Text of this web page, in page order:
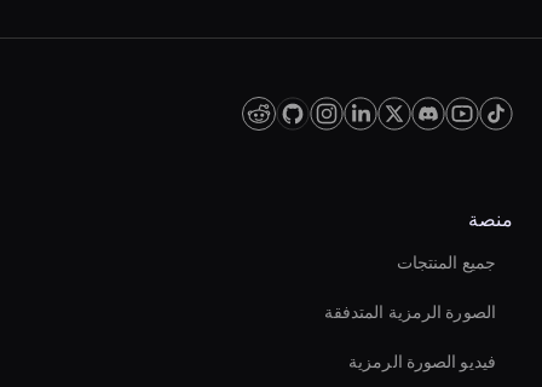
منصة
جميع المنتجات
الصورة الرمزية المتدفقة
فيديو الصورة الرمزية